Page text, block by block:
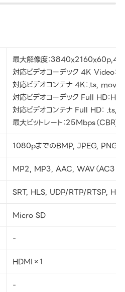
最大解像度：
対応ビデオコーデック 4K Video
対応ビデオコンテナ 4K：.ts,
対応ビデオコーデック Full HD
対応ビデオコンテナ Full HD：
最大ビットレート：25Mbps（CBR)
1080pまでのBMP, JPEG, PNG
MP2, MP3, AAC, WAV（AC3 パ
SRT, HLS, UDP/RTP/RTSP,
Micro SD
-
HDMI×1
-